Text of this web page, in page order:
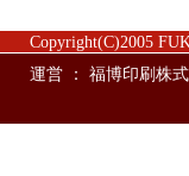
Copyright(C)2005
運営 ： 福博印刷株